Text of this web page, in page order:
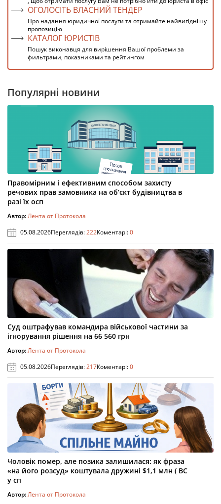
ОГОЛОСІТЬ ВЛАСНИЙ ТЕНДЕР
Про надання юридичної послуги та отримайте найвигіднішу
пропозицію
КАТАЛОГ ЮРИСТІВ
Пошук виконавця для вирішення Вашої проблеми за
фильтрами, показниками та рейтингом
Популярні новини
Правомірним і ефективним способом захисту
речових прав замовника на об’єкт будівництва в
разі їх осп
Автор:Лента от Протокола
05.08.2026Переглядів:222Коментарі:0
Суд оштрафував командира військової частини за
ігнорування рішення на 66 560 грн
Автор:Лента от Протокола
05.08.2026Переглядів:217Коментарі:0
Чоловік помер, але позика залишилася: як фраза
«на його розсуд» коштувала дружині $1,1 млн ( ВС
у сп
Автор:Лента от Протокола